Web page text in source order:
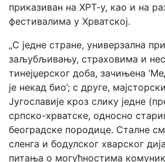
приказиван на ХРТ-у, као и на
фестивалима у Хрватској.
„С једне стране, универзална
заљубљивању, страховима и
тинејџерског доба, зачињена
је некад био’; с друге,
Југославије кроз слику једне
српско-хрватске, односно
београдске породице. Сталне
сленга и бодулског хварског
питања о могућностима